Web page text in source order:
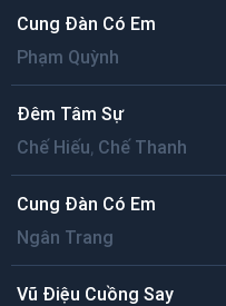
Cung Đàn Có Em
Phạm Quỳnh
Đêm Tâm Sự
Chế Hiếu, Chế Thanh
Cung Đàn Có Em
Ngân Trang
Vũ Điệu Cuồng Say